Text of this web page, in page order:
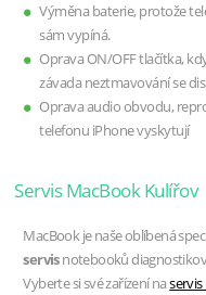
Výměna baterie, protože
sám vypíná.
Oprava ON/OFF tlačítka,
závada neztmavování se
Oprava audio obvodu,
telefonu iPhone vyskytují
Servis MacBook Kulířov
MacBook je naše oblíbená
servisnotebooků
Vyberte si své zařízení na